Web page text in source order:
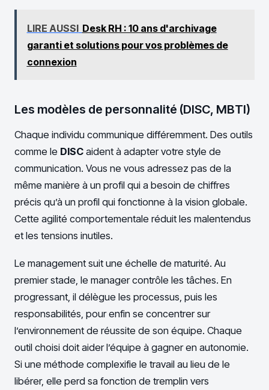
LIRE AUSSI Desk RH : 10 ans d'archivage
garanti et solutions pour vos problèmes de
connexion
Les modèles de personnalité (DISC, MBTI)
Chaque individu communique différemment. Des outils
comme le DISC aident à adapter votre style de
communication. Vous ne vous adressez pas de la
même manière à un profil qui a besoin de chiffres
précis qu’à un profil qui fonctionne à la vision globale.
Cette agilité comportementale réduit les malentendus
et les tensions inutiles.
Le management suit une échelle de maturité. Au
premier stade, le manager contrôle les tâches. En
progressant, il délègue les processus, puis les
responsabilités, pour enfin se concentrer sur
l’environnement de réussite de son équipe. Chaque
outil choisi doit aider l’équipe à gagner en autonomie.
Si une méthode complexifie le travail au lieu de le
libérer, elle perd sa fonction de tremplin vers